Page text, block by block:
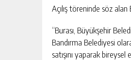
Açılış töreninde söz
“Burası, Büyükşehir
Bandırma Belediyesi
satışını yaparak